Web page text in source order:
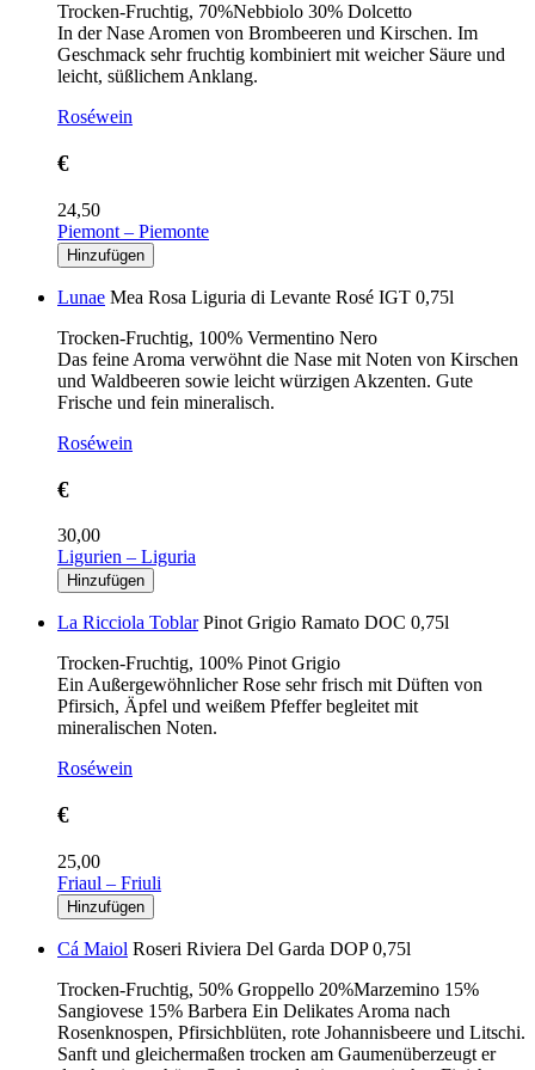
Trocken-Fruchtig, 70%Nebbiolo 30% Dolcetto
In der Nase Aromen von Brombeeren und Kirschen. Im
Geschmack sehr fruchtig kombiniert mit weicher Säure und
leicht, süßlichem Anklang.
Roséwein
€
24,50
Piemont – Piemonte
Lunae Mea Rosa Liguria di Levante Rosé IGT 0,75l
Trocken-Fruchtig, 100% Vermentino Nero
Das feine Aroma verwöhnt die Nase mit Noten von Kirschen
und Waldbeeren sowie leicht würzigen Akzenten. Gute
Frische und fein mineralisch.
Roséwein
€
30,00
Ligurien – Liguria
La Ricciola ToblarPinot Grigio Ramato DOC 0,75l
Trocken-Fruchtig, 100% Pinot Grigio
Ein Außergewöhnlicher Rose sehr frisch mit Düften von
Pfirsich, Äpfel und weißem Pfeffer begleitet mit
mineralischen Noten.
Roséwein
€
25,00
Friaul – Friuli
Cá Maiol Roseri Riviera Del Garda DOP 0,75l
Trocken-Fruchtig, 50% Groppello 20%Marzemino 15%
Sangiovese 15% Barbera Ein Delikates Aroma nach
Rosenknospen, Pfirsichblüten, rote Johannisbeere und Litschi.
Sanft und gleichermaßen trocken am Gaumenüberzeugt er